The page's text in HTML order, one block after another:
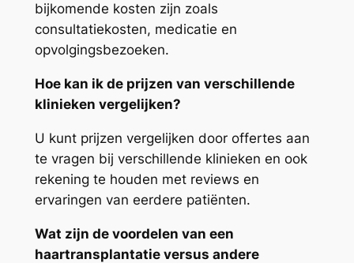
bijkomende kosten zijn zoals
consultatiekosten, medicatie en
opvolgingsbezoeken.
Hoe kan ik de prijzen van verschillende
klinieken vergelijken?
U kunt prijzen vergelijken door offertes aan
te vragen bij verschillende klinieken en ook
rekening te houden met reviews en
ervaringen van eerdere patiënten.
Wat zijn de voordelen van een
haartransplantatie versus andere